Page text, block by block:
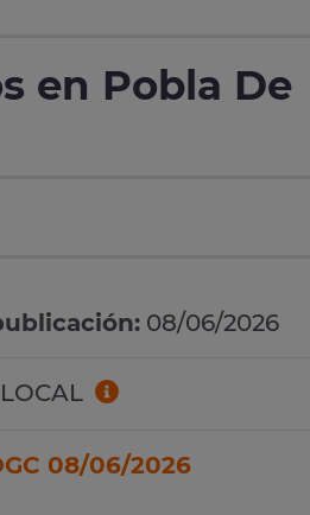
en Pobla De
08/06/2026
LOCAL
08/06/2026